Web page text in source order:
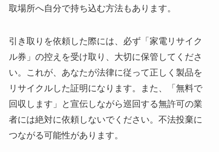
取場所へ自分で持ち込む方法もあります。
引き取りを依頼した際には、必ず「家電リサイク
ル券」の控えを受け取り、大切に保管してくださ
い。これが、あなたが法律に従って正しく製品を
リサイクルした証明になります。また、「無料で
回収します」と宣伝しながら巡回する無許可の業
者には絶対に依頼しないでください。不法投棄に
つながる可能性があります。